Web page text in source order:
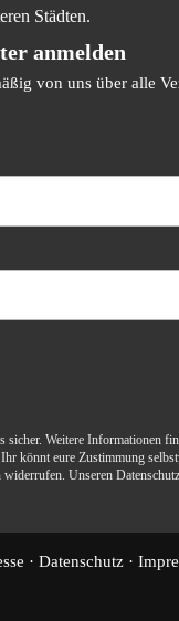
Städten.
anmelden
von uns über alle
sicher. Weitere Informationen
könnt eure Zustimmung
Unseren
· Datenschutz ·